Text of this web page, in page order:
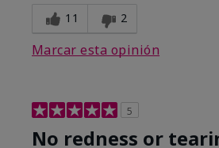
11 2
Marcar esta opinión
5
No redness or